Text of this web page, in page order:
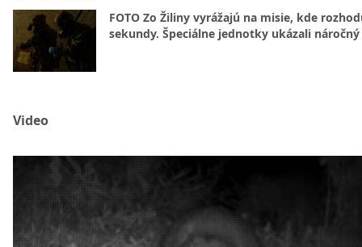
FOTO Zo Žiliny vyrážajú na misie, kde
sekundy. Špeciálne jednotky ukázali
Video